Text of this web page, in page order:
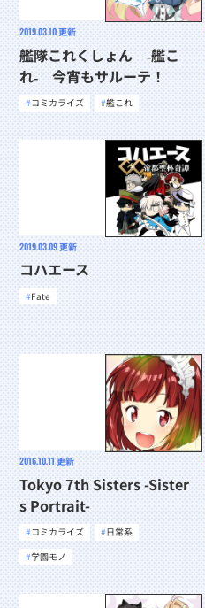
2019.03.10更新
艦隊これくしょん ‐艦こ
れ‐ 今宵もサルーテ！
コミカライズ 艦これ
2019.03.09更新
コハエース
Fate
2016.10.11 更新
Tokyo 7th Sisters -Sister
s Portrait-
コミカライズ
日常系
学園モノ